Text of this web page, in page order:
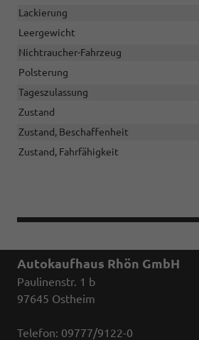
Lackierung
Leergewicht
Nichtraucher-Fahrzeug
Polsterung
Tageszulassung
Zustand
Zustand, Beschaffenheit
Zustand, Fahrfähigkeit
Autokaufhaus Rhön GmbH
Paulinenstr. 1 b
97645 Ostheim
Telefon: 09777/9122-0